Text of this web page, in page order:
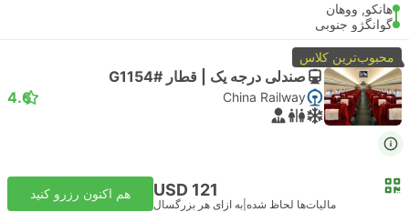
هانکو, ووهان
گوانگژو جنوبی
محبوب‌ترین کلاس
صندلی درجه یک | قطار #G1154
China Railway
4.6
USD 121
مالیات‌ها لحاظ شده به ازای هر بزرگسال
هم اکنون رزرو کنید